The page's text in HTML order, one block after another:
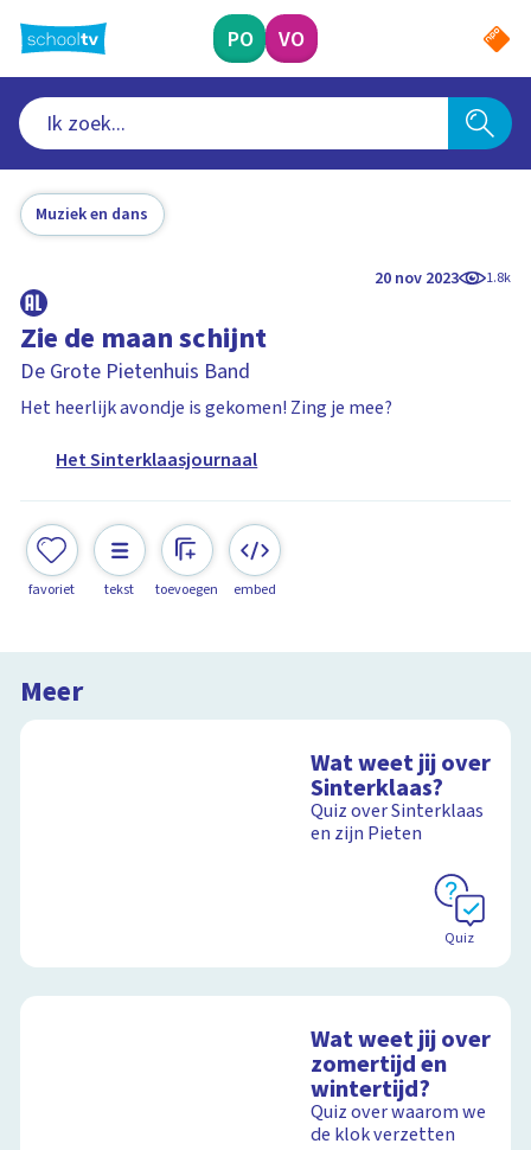
naar
hoofdinhoud
PO VO
Muziek en dans
20 nov 2023 1.8k
Zie de maan schijnt
De Grote Pietenhuis Band
Het heerlijk avondje is gekomen! Zing je mee?
Het Sinterklaasjournaal
favoriet tekst toevoegen embed
Meer
Wat weet jij over
Sinterklaas?
Quiz over Sinterklaas
en zijn Pieten
Quiz
Wat weet jij over
zomertijd en
wintertijd?
Quiz over waarom we
de klok verzetten